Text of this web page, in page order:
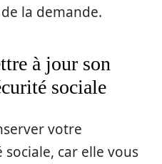
la demande.
à jour son
sociale
votre
car elle vous